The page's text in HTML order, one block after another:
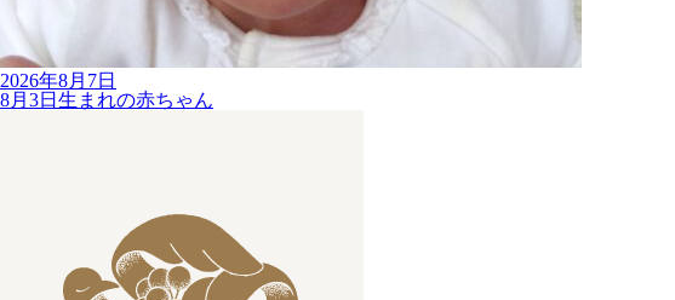
2026年8月7日
8月3日生まれの赤ちゃん